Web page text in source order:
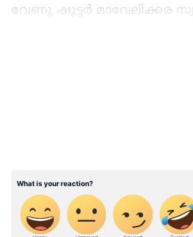
വേണു ഷൂട്ടർ മാവേലിക്കര
കർഷകനായ അനീഷിന്റെ
നടത്തിയ തെരച്ചിലിൽ